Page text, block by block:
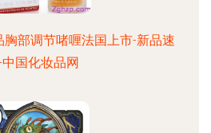
部调节啫喱法国上市-新品速
国化妆品网